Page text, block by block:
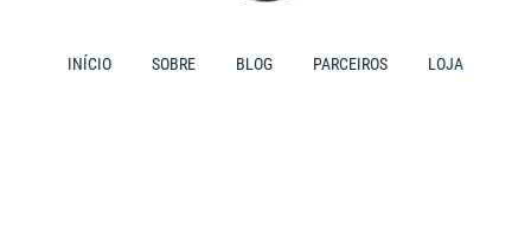
INÍCIO SOBRE BLOG PARCEIROS LOJA